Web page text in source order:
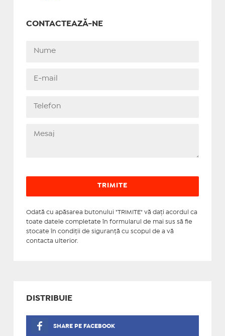
CONTACTEAZĂ-NE
Odată cu apăsarea butonului "TRIMITE" vă daţi acordul ca
toate datele completate în formularul de mai sus să fie
stocate în condiţii de siguranţă cu scopul de a vă
contacta ulterior.
DISTRIBUIE
SHARE PE FACEBOOK